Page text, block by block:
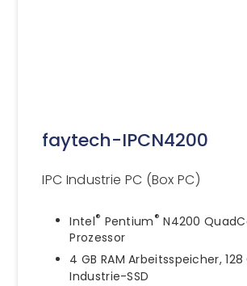
faytech-IPCN4200
IPC Industrie PC (Box PC)
Intel® Pentium® N4200
Prozessor
4 GB RAM Arbeitsspeicher, 128
Industrie-SSD